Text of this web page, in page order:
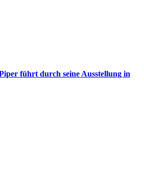
führt durch seine Ausstellung in